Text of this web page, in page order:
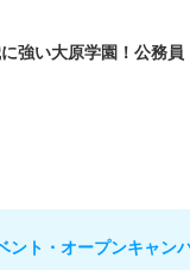
強い大原学園！公務
ント・オープンキャン